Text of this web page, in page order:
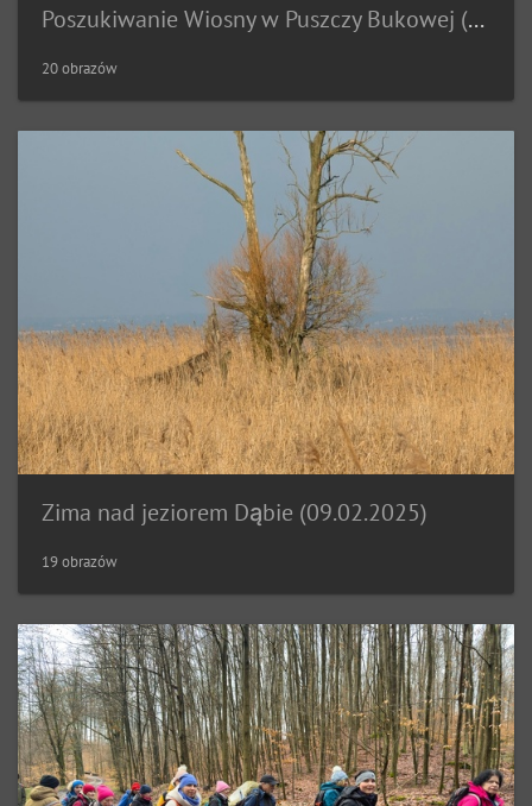
Poszukiwanie Wiosny w Puszczy Bukowej (09.03.2025)
20 obrazów
Zima nad jeziorem Dąbie (09.02.2025)
19 obrazów